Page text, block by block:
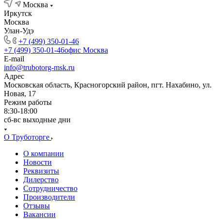
Москва
Иркутск
Москва
Улан-Удэ
+7 (499) 350-01-46
+7 (499) 350-01-46офис Москва
E-mail
info@trubotorg-msk.ru
Адрес
Московская область, Красногорский район, пгт. Нахабино, ул.
Новая, 17
Режим работы
8:30-18:00
сб-вс выходные дни
О Труботорге
О компании
Новости
Реквизиты
Дилерство
Сотрудничество
Производители
Отзывы
Вакансии